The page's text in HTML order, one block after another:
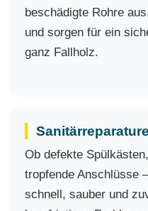
beschädigte Rohre
und sorgen für ein
ganz Fallholz.
Ob defekte
tropfende Anschlüsse
schnell, sauber und